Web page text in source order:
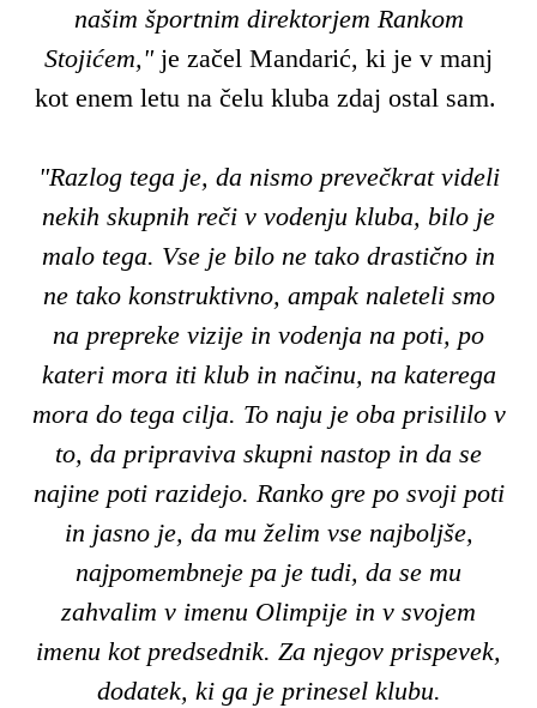
našim športnim direktorjem Rankom
Stojićem,"je začel Mandarić, ki je v manj
kot enem letu na čelu kluba zdaj ostal sam.
"Razlog tega je, da nismo prevečkrat videli
nekih skupnih reči v vodenju kluba, bilo je
malo tega. Vse je bilo ne tako drastično in
ne tako konstruktivno, ampak naleteli smo
na prepreke vizije in vodenja na poti, po
kateri mora iti klub in načinu, na katerega
mora do tega cilja. To naju je oba prisililo v
to, da pripraviva skupni nastop in da se
najine poti razidejo. Ranko gre po svoji poti
in jasno je, da mu želim vse najboljše,
najpomembneje pa je tudi, da se mu
zahvalim v imenu Olimpije in v svojem
imenu kot predsednik. Za njegov prispevek,
dodatek, ki ga je prinesel klubu.